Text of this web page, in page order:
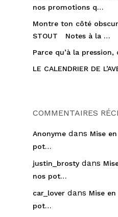
nos promotions q…
Montre ton côté obscur
STOUT Notes à la …
Parce qu’à la pression,
LE CALENDRIER DE
COMMENTAIRES
Anonyme dans Mise
pot…
justin_brostydans
nos pot…
car_lover dans Mise
pot…